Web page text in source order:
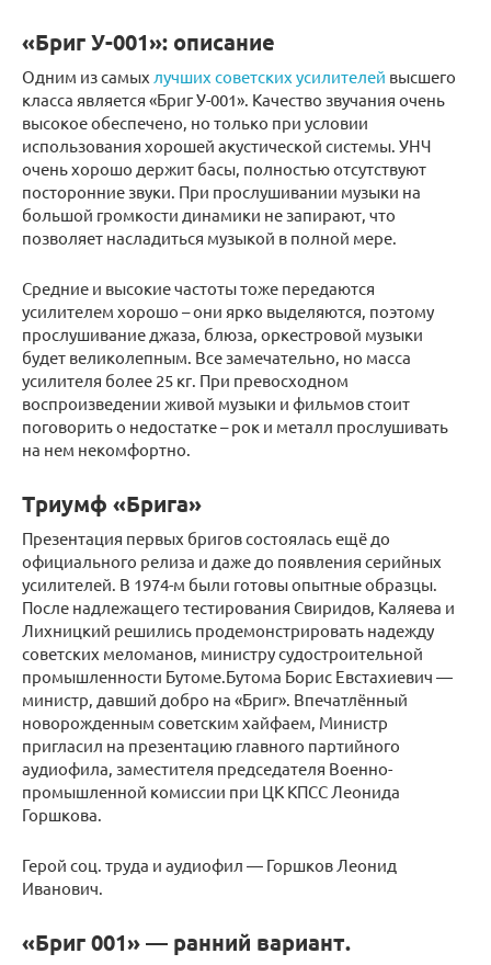
«Бриг У-001»: описание
Одним из самых лучших советских усилителей высшего
класса является «Бриг У-001». Качество звучания очень
высокое обеспечено, но только при условии
использования хорошей акустической системы. УНЧ
очень хорошо держит басы, полностью отсутствуют
посторонние звуки. При прослушивании музыки на
большой громкости динамики не запирают, что
позволяет насладиться музыкой в полной мере.
Средние и высокие частоты тоже передаются
усилителем хорошо – они ярко выделяются, поэтому
прослушивание джаза, блюза, оркестровой музыки
будет великолепным. Все замечательно, но масса
усилителя более 25 кг. При превосходном
воспроизведении живой музыки и фильмов стоит
поговорить о недостатке – рок и металл прослушивать
на нем некомфортно.
Триумф «Брига»
Презентация первых бригов состоялась ещё до
официального релиза и даже до появления серийных
усилителей. В 1974-м были готовы опытные образцы.
После надлежащего тестирования Свиридов, Каляева и
Лихницкий решились продемонстрировать надежду
советских меломанов, министру судостроительной
промышленности Бутоме.Бутома Борис Евстахиевич —
министр, давший добро на «Бриг». Впечатлённый
новорожденным советским хайфаем, Министр
пригласил на презентацию главного партийного
аудиофила, заместителя председателя Военно-
промышленной комиссии при ЦК КПСС Леонида
Горшкова.
Герой соц. труда и аудиофил — Горшков Леонид
Иванович.
«Бриг 001» — ранний вариант.